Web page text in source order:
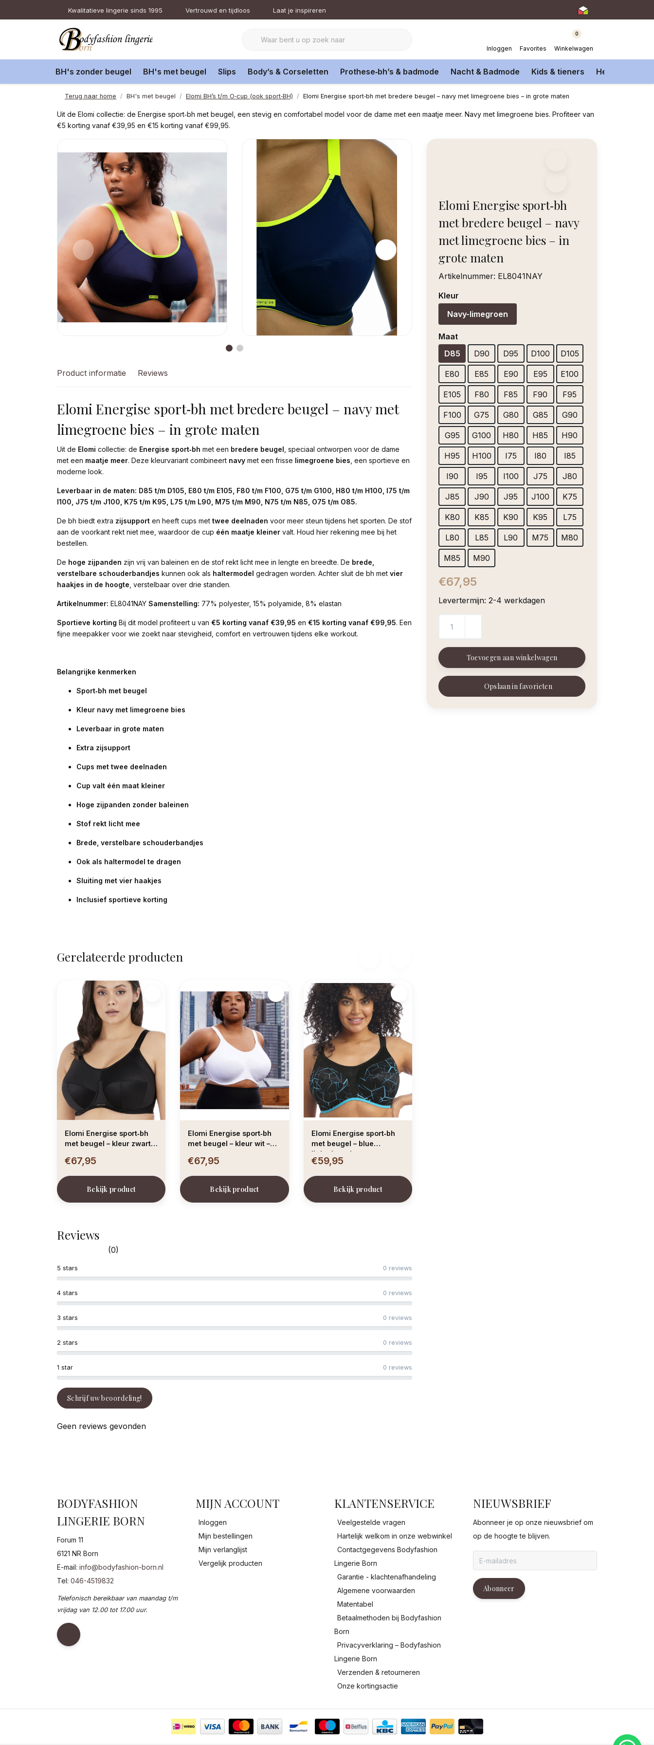
Kwalitatieve lingerie sinds 1995 Vertrouwd en tijdloos Laat je inspireren
Inloggen Favorites
0
Winkelwagen
BH's zonder beugel BH's met beugel Slips Body’s & Corseletten Prothese‑bh’s & badmode Nacht & Badmode Kids & tieners Heren
Terug naar home BH's met beugel Elomi BH’s t/m O‑cup (ook sport‑BH) Elomi Energise sport‑bh met bredere beugel – navy met limegroene bies – in grote maten
Uit de Elomi collectie: de Energise sport‑bh met beugel, een stevig en comfortabel model voor de dame met een maatje meer. Navy met limegroene bies. Profiteer van
€5 korting vanaf €39,95 en €15 korting vanaf €99,95.
Elomi Energise sport‑bh
met bredere beugel – navy
met limegroene bies – in
grote maten
Artikelnummer: EL8041NAY
Kleur
Navy-limegroen
Maat
D85
D90 D95 D100 D105
E80 E85 E90 E95 E100
E105 F80 F85 F90 F95
F100 G75 G80 G85 G90
G95 G100 H80 H85 H90
H95 H100 I75 I80 I85
I90 I95 I100 J75 J80
J85 J90 J95 J100 K75
K80 K85 K90 K95 L75
L80 L85 L90 M75 M80
M85 M90
€67,95
Levertermijn: 2-4 werkdagen
Toevoegen aan winkelwagen
Opslaan in favorieten
Product informatie Reviews
Elomi Energise sport‑bh met bredere beugel – navy met
limegroene bies – in grote maten
Uit de Elomi collectie: de Energise sport‑bh met een bredere beugel , speciaal ontworpen voor de dame
met een maatje meer. Deze kleurvariant combineert navy met een frisse limegroene bies , een sportieve en
moderne look.
Leverbaar in de maten: D85 t/m D105, E80 t/m E105, F80 t/m F100, G75 t/m G100, H80 t/m H100, I75 t/m
I100, J75 t/m J100, K75 t/m K95, L75 t/m L90, M75 t/m M90, N75 t/m N85, O75 t/m O85.
De bh biedt extra zijsupport en heeft cups met twee deelnaden voor meer steun tijdens het sporten. De stof
aan de voorkant rekt niet mee, waardoor de cup één maatje kleiner valt. Houd hier rekening mee bij het
bestellen.
De hoge zijpanden zijn vrij van baleinen en de stof rekt licht mee in lengte en breedte. De brede,
verstelbare schouderbandjes kunnen ook als haltermodel gedragen worden. Achter sluit de bh met vier
haakjes in de hoogte , verstelbaar over drie standen.
Artikelnummer: EL8041NAY Samenstelling: 77% polyester, 15% polyamide, 8% elastan
Sportieve korting Bij dit model profiteert u van €5 korting vanaf €39,95 en €15 korting vanaf €99,95. Een
fijne meepakker voor wie zoekt naar stevigheid, comfort en vertrouwen tijdens elke workout.
Belangrijke kenmerken
Sport‑bh met beugel
Kleur navy met limegroene bies
Leverbaar in grote maten
Extra zijsupport
Cups met twee deelnaden
Cup valt één maat kleiner
Hoge zijpanden zonder baleinen
Stof rekt licht mee
Brede, verstelbare schouderbandjes
Ook als haltermodel te dragen
Sluiting met vier haakjes
Inclusief sportieve korting
Gerelateerde producten
Elomi Energise sport‑bh
met beugel – kleur zwart –
€67,95
Bekijk product
Elomi Energise sport‑bh
met beugel – kleur wit –
€67,95
Bekijk product
Elomi Energise sport‑bh
met beugel – blue
lightning – in grote maten
€59,95
Bekijk product
Reviews
(0)
1 star 0 reviews
2 stars 0 reviews
3 stars 0 reviews
4 stars 0 reviews
5 stars 0 reviews
Schrijf uw beoordeling!
Geen reviews gevonden
BODYFASHION
LINGERIE BORN
Forum 11
6121 NR Born
E-mail: info@bodyfashion-born.nl
Tel: 046-4519832
Telefonisch bereikbaar van maandag t/m
vrijdag van 12.00 tot 17.00 uur.
MIJN ACCOUNT
Inloggen
Mijn bestellingen
Mijn verlanglijst
Vergelijk producten
KLANTENSERVICE
Veelgestelde vragen
Hartelijk welkom in onze webwinkel
Contactgegevens Bodyfashion
Lingerie Born
Garantie - klachtenafhandeling
Algemene voorwaarden
Matentabel
Betaalmethoden bij Bodyfashion
Born
Privacyverklaring – Bodyfashion
Lingerie Born
Verzenden & retourneren
Onze kortingsactie
NIEUWSBRIEF
Abonneer je op onze nieuwsbrief om
op de hoogte te blijven.
Abonneer